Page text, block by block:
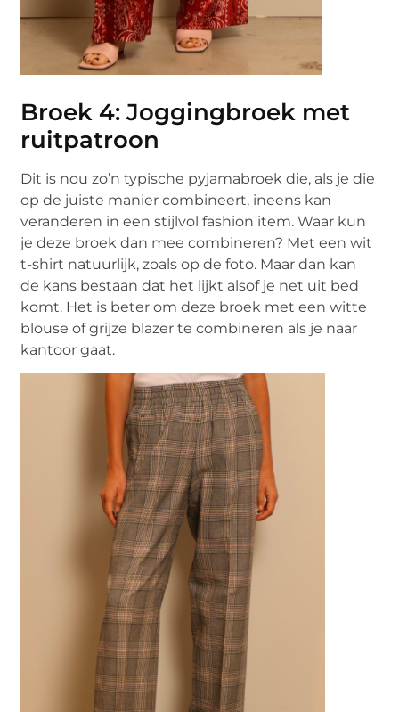
Broek 4: Joggingbroek met
ruitpatroon
Dit is nou zo’n typische pyjamabroek die, als je die
op de juiste manier combineert, ineens kan
veranderen in een stijlvol fashion item. Waar kun
je deze broek dan mee combineren? Met een wit
t-shirt natuurlijk, zoals op de foto. Maar dan kan
de kans bestaan dat het lijkt alsof je net uit bed
komt. Het is beter om deze broek met een witte
blouse of grijze blazer te combineren als je naar
kantoor gaat.